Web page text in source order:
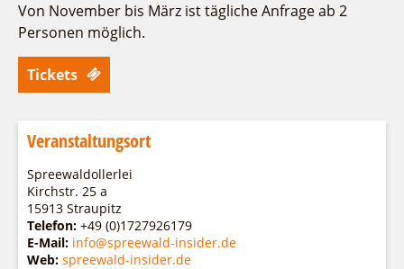
Von November bis März ist tägliche Anfrage ab 2
Personen möglich.
Tickets
Veranstaltungsort
Spreewaldollerlei
Kirchstr. 25 a
15913 Straupitz
Telefon: +49 (0)1727926179
E-Mail: info@spreewald-insider.de
Web: spreewald-insider.de